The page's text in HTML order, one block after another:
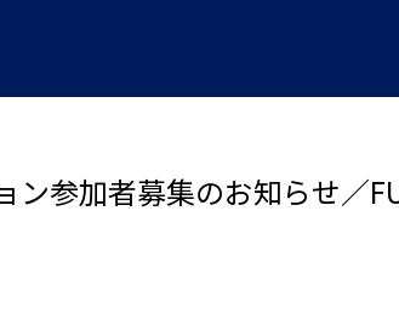
ン参加者募集のお知らせ／